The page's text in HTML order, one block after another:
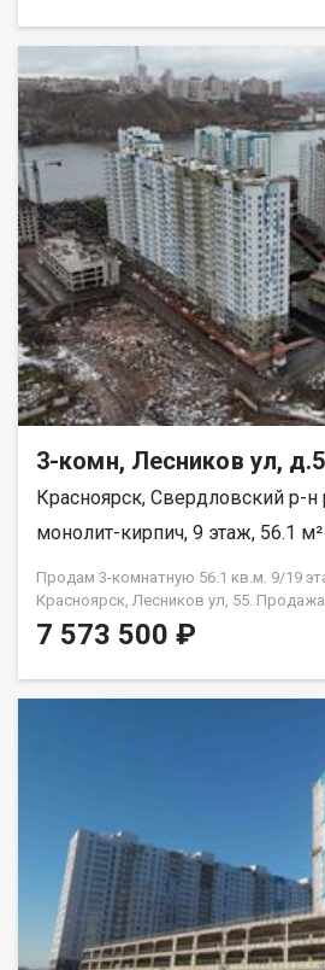
3-комн, Лесников ул,
Красноярск, Свердловский р-н
монолит-кирпич, 9 этаж, 56.1 м²
Продам 3-комнатную 56.1 кв.м. 9/19
Красноярск, Лесников ул, 55.
ЗАСТРОЙЩИКА
7 573 500 ₽